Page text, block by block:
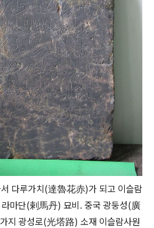
다루가치(達魯花赤)가 되고 이슬람
마단(剌馬丹) 묘비. 중국 광둥성(廣
지 광성로(光塔路) 소재 이슬람사원